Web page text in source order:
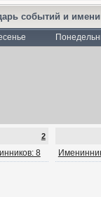
событий и
2
8